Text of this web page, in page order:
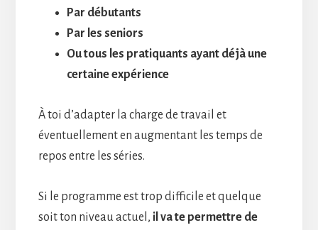
Par débutants
Par les seniors
Ou tous les pratiquants ayant déjà une
certaine expérience
À toi d’adapter la charge de travail et
éventuellement en augmentant les temps de
repos entre les séries.
Si le programme est trop difficile et quelque
soit ton niveau actuel, il va te permettre de